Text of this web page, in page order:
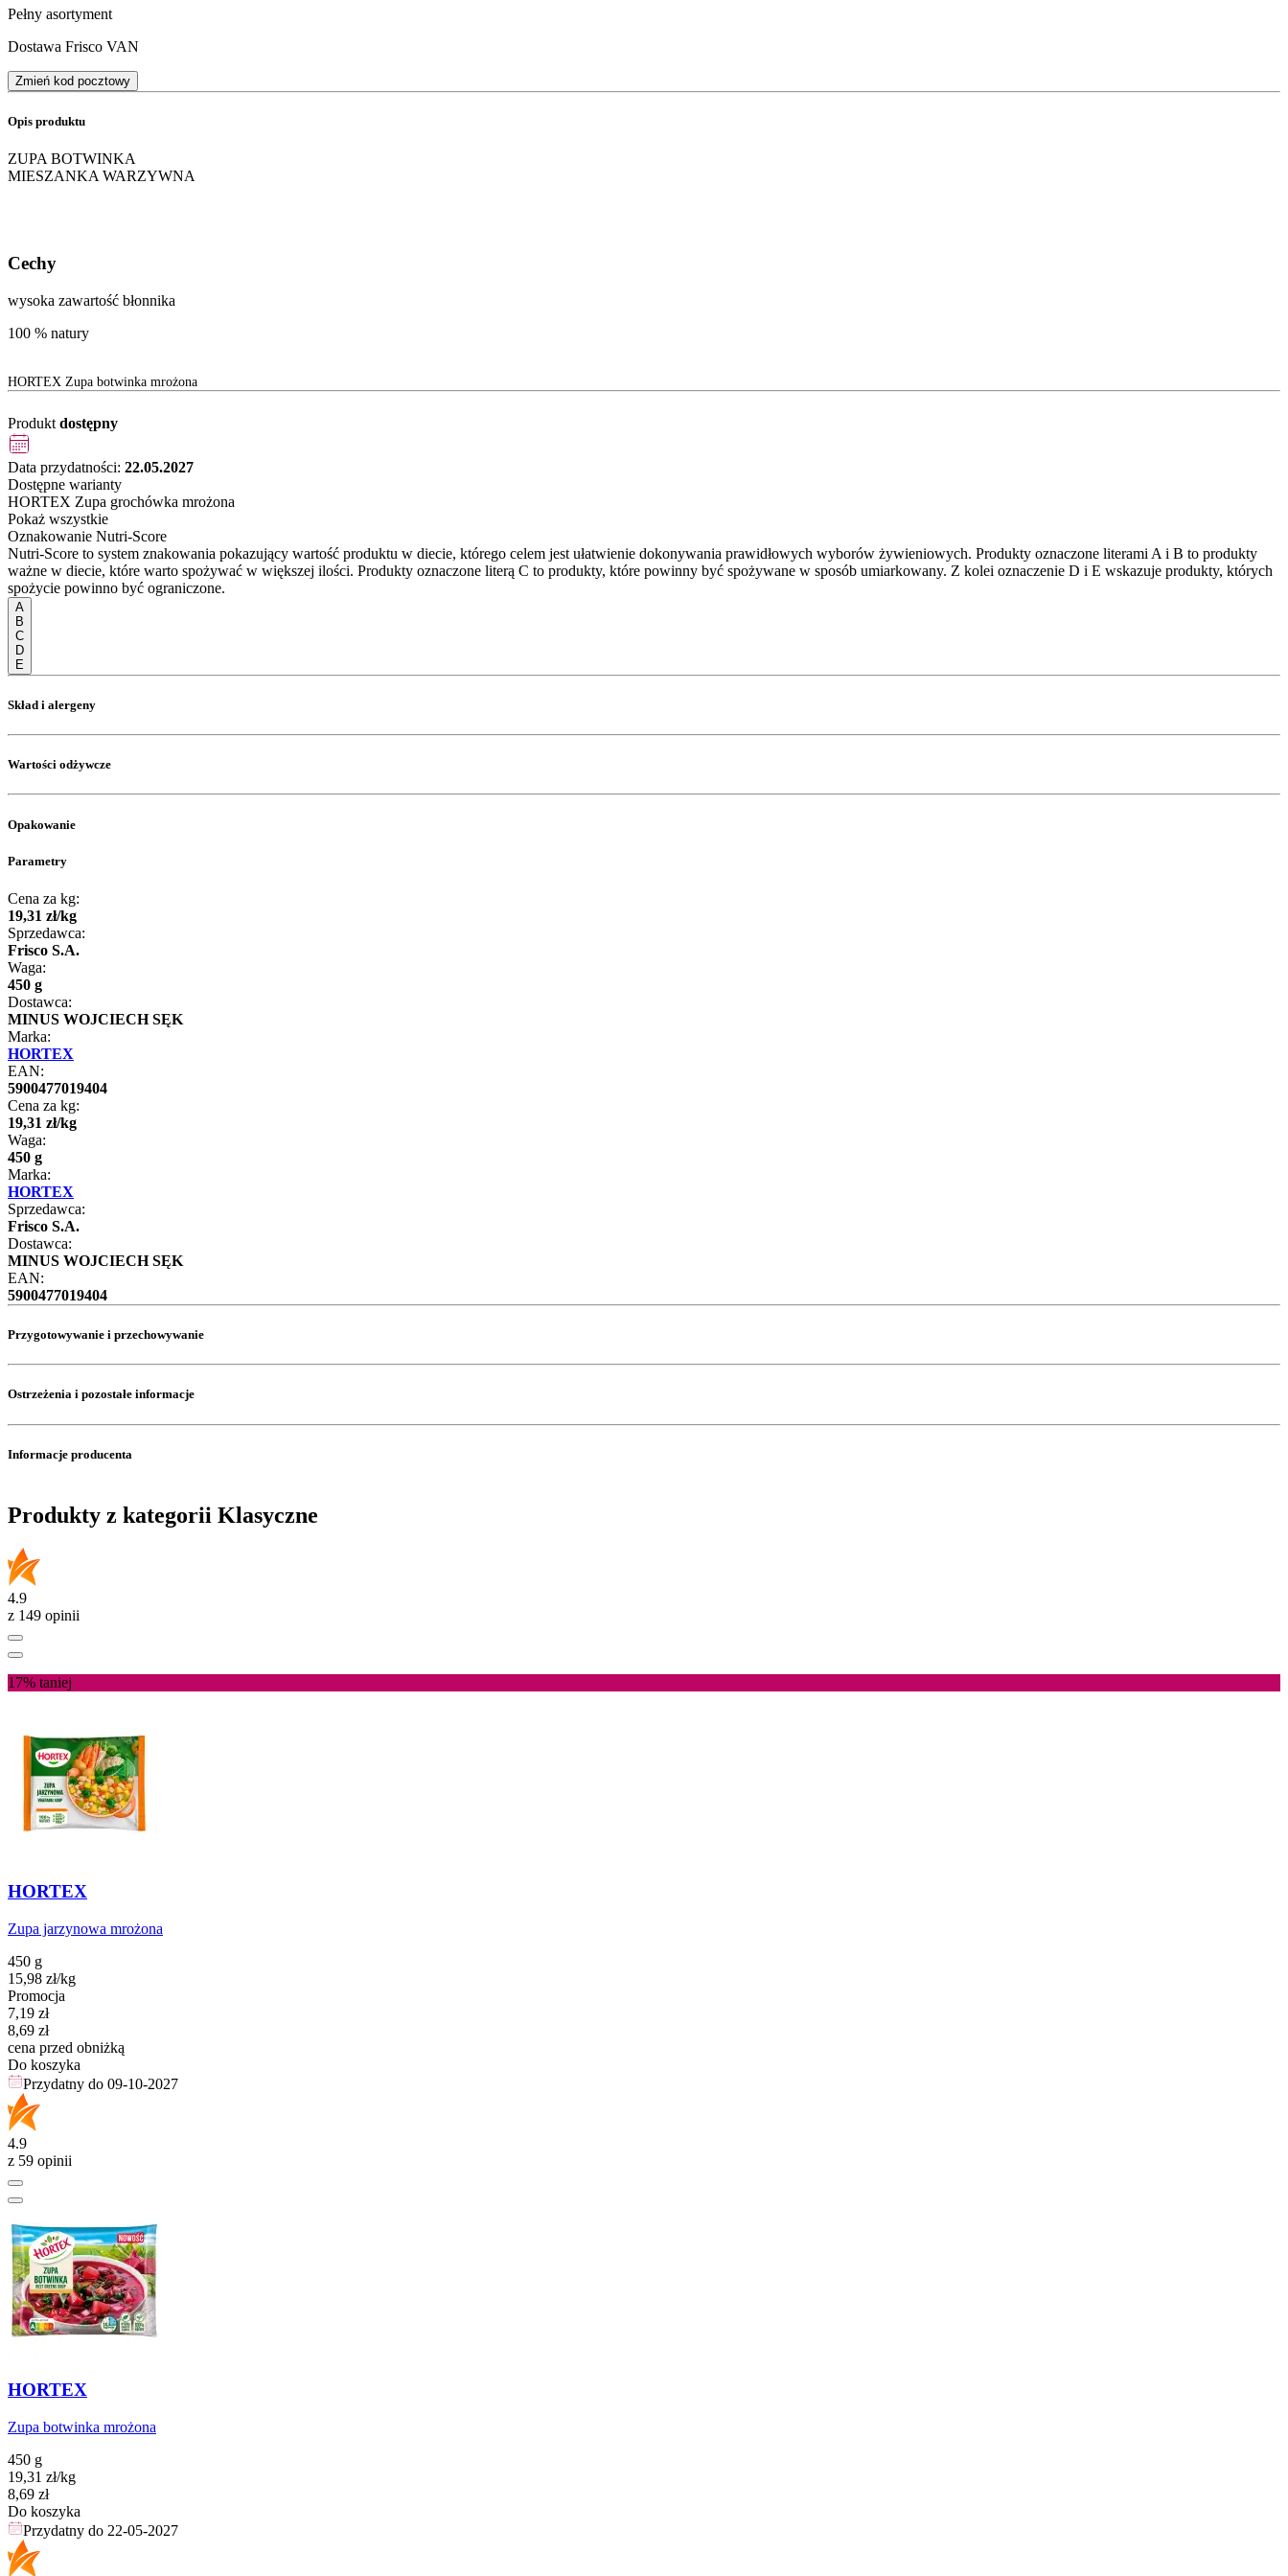
Pełny asortyment
Dostawa Frisco VAN
Zmień kod pocztowy
Opis produktu
ZUPA BOTWINKA
MIESZANKA WARZYWNA
Cechy
wysoka zawartość błonnika
100 % natury
HORTEX Zupa botwinka mrożona
Produkt dostępny
Data przydatności: 22.05.2027
Dostępne warianty
HORTEX Zupa grochówka mrożona
Pokaż wszystkie
Oznakowanie Nutri-Score
Nutri-Score to system znakowania pokazujący wartość produktu w diecie, którego celem jest ułatwienie dokonywania prawidłowych wyborów żywieniowych. Produkty oznaczone literami A i B to produkty
ważne w diecie, które warto spożywać w większej ilości. Produkty oznaczone literą C to produkty, które powinny być spożywane w sposób umiarkowany. Z kolei oznaczenie D i E wskazuje produkty, których
spożycie powinno być ograniczone.
A
B
C
D
E
Skład i alergeny
Wartości odżywcze
Opakowanie
Parametry
Cena za kg:
19,31 zł/kg
Sprzedawca:
Frisco S.A.
Waga:
450 g
Dostawca:
MINUS WOJCIECH SĘK
Marka:
HORTEX
EAN:
5900477019404
Cena za kg:
19,31 zł/kg
Waga:
450 g
Marka:
HORTEX
Sprzedawca:
Frisco S.A.
Dostawca:
MINUS WOJCIECH SĘK
EAN:
5900477019404
Przygotowywanie i przechowywanie
Ostrzeżenia i pozostałe informacje
Informacje producenta
Produkty z kategorii Klasyczne
4.9
z 149 opinii
17% taniej
HORTEX
Zupa jarzynowa mrożona
450 g
15,98 zł/kg
Promocja
Cena promocyjna
7,19 zł
8,69 zł
cena przed obniżką
Do koszyka
Przydatny do 09-10-2027
4.9
z 59 opinii
HORTEX
Zupa botwinka mrożona
450 g
19,31 zł/kg
Cena
8,69 zł
Do koszyka
Przydatny do 22-05-2027